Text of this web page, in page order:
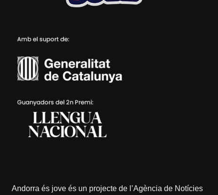
Andorra és jove és un projecte de l’Agència de Notícies